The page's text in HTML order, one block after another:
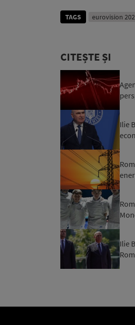
TAGS eurovision
CITEȘTE ȘI
Ilie
Ilie